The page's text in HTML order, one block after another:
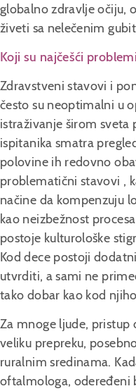
globalno zdravlje očiju,
živeti sa nelečenim
Koji su najčešći
Zdravstveni stavovi i
često su neoptimalni u
istraživanje širom sveta
ispitanika smatra
polovine ih redovno
problematični stavovi ,
načine da kompenzuju
kao neizbežnost
postoje kulturološke
Kod dece postoji
utvrditi, a sami ne
tako dobar kao kod
Za mnoge ljude,
veliku prepreku,
ruralnim sredinama.
oftalmologa, odeređeni